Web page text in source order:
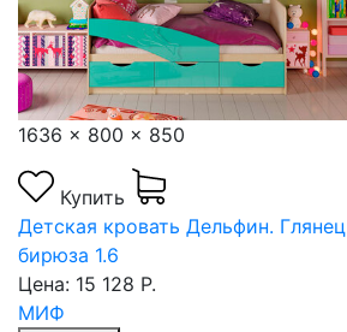
1636 x 800 x 850
Купить
Детская кровать Дельфин. Глянец
бирюза 1.6
Цена: 15 128 Р.
МИФ